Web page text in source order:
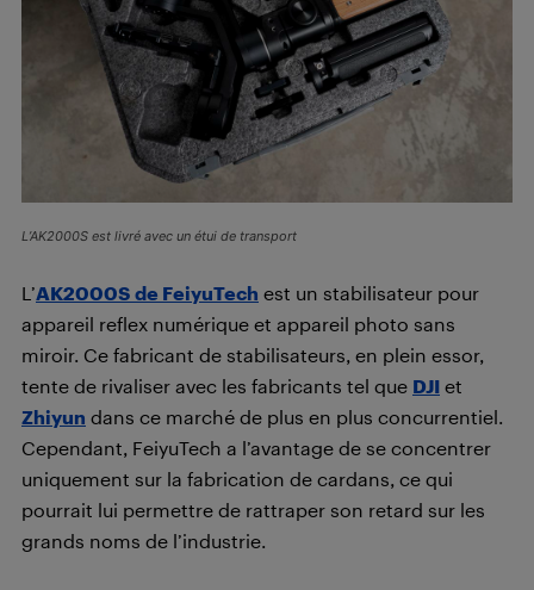
L’AK2000S est livré avec un étui de transport
L’AK2000S de FeiyuTech est un stabilisateur pour
appareil reflex numérique et appareil photo sans
miroir. Ce fabricant de stabilisateurs, en plein essor,
tente de rivaliser avec les fabricants tel que DJI et
Zhiyun dans ce marché de plus en plus concurrentiel.
Cependant, FeiyuTech a l’avantage de se concentrer
uniquement sur la fabrication de cardans, ce qui
pourrait lui permettre de rattraper son retard sur les
grands noms de l’industrie.